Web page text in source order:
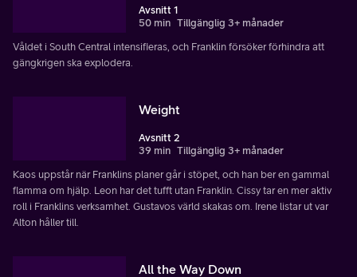
Avsnitt 1
50 min Tillgänglig 3+ månader
Våldet i South Central intensifieras, och Franklin försöker förhindra att
gängkrigen ska explodera.
Weight
Avsnitt 2
39 min Tillgänglig 3+ månader
Kaos uppstår när Franklins planer går i stöpet, och han ber en gammal
flamma om hjälp. Leon har det tufft utan Franklin. Cissy tar en mer aktiv
roll i Franklins verksamhet. Gustavos värld skakas om. Irene listar ut var
Alton håller till.
All the Way Down